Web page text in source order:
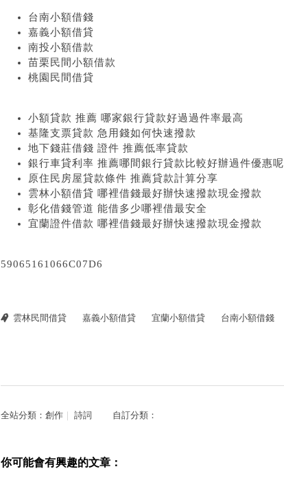
台南小額借錢
嘉義小額借貸
南投小額借款
苗栗民間小額借款
桃園民間借貸
小額貸款 推薦 哪家銀行貸款好過過件率最高
基隆支票貸款 急用錢如何快速撥款
地下錢莊借錢 證件 推薦低率貸款
銀行車貸利率 推薦哪間銀行貸款比較好辦過件優惠呢
原住民房屋貸款條件 推薦貸款計算分享
雲林小額借貸 哪裡借錢最好辦快速撥款現金撥款
彰化借錢管道 能借多少哪裡借最安全
宜蘭證件借款 哪裡借錢最好辦快速撥款現金撥款
59065161066C07D6
雲林民間借貸 嘉義小額借貸 宜蘭小額借貸 台南小額借錢
全站分類： 創作 詩詞 自訂分類：
你可能會有興趣的文章：